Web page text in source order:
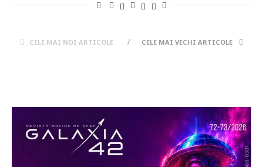
CELE MAI NOI ARTICOLE CELE MAI VECHI ARTICOLE